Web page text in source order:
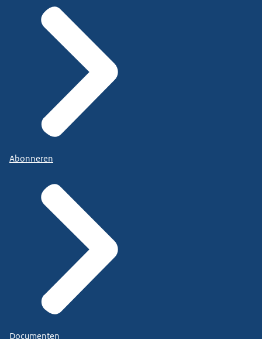
Abonneren
Documenten